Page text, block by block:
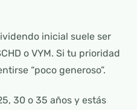
inicial suele ser
o VYM. Si tu prioridad
“poco generoso”.
30 o 35 años y estás